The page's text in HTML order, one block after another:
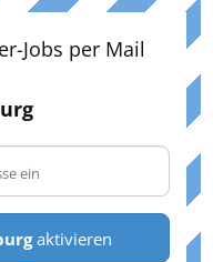
Jobs per Mail
aktivieren